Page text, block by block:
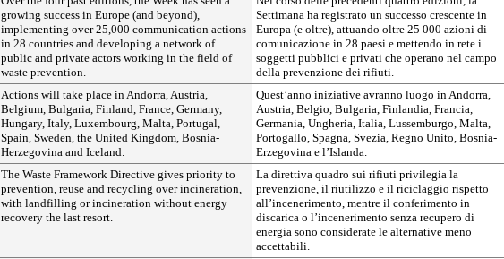
growing success in Europe (and beyond),
implementing over 25,000 communication actions
in 28 countries and developing a network of
public and private actors working in the field of
waste prevention.
Settimana ha registrato un successo crescente in
Europa (e oltre), attuando oltre 25 000 azioni di
comunicazione in 28 paesi e mettendo in rete i
soggetti pubblici e privati che operano nel campo
della prevenzione dei rifiuti.
Actions will take place in Andorra, Austria,
Belgium, Bulgaria, Finland, France, Germany,
Hungary, Italy, Luxembourg, Malta, Portugal,
Spain, Sweden, the United Kingdom, Bosnia-
Herzegovina and Iceland.
Quest’anno iniziative avranno luogo in Andorra,
Austria, Belgio, Bulgaria, Finlandia, Francia,
Germania, Ungheria, Italia, Lussemburgo, Malta,
Portogallo, Spagna, Svezia, Regno Unito, Bosnia-
Erzegovina e l’Islanda.
The Waste Framework Directive gives priority to
prevention, reuse and recycling over incineration,
with landfilling or incineration without energy
recovery the last resort.
La direttiva quadro sui rifiuti privilegia la
prevenzione, il riutilizzo e il riciclaggio rispetto
all’incenerimento, mentre il conferimento in
discarica o l’incenerimento senza recupero di
energia sono considerate le alternative meno
accettabili.